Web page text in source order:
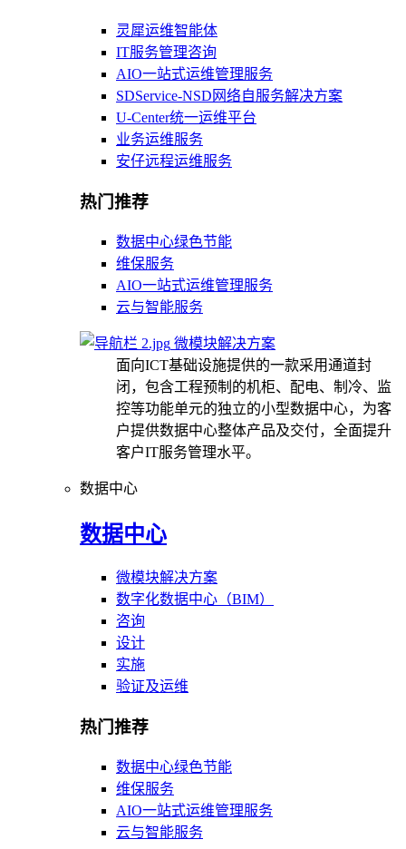
灵犀运维智能体
IT服务管理咨询
AIO一站式运维管理服务
SDService-NSD网络自服务解决方案
U-Center统一运维平台
业务运维服务
安仔远程运维服务
热门推荐
数据中心绿色节能
维保服务
AIO一站式运维管理服务
云与智能服务
微模块解决方案
面向ICT基础设施提供的一款采用通道封
闭，包含工程预制的机柜、配电、制冷、监
控等功能单元的独立的小型数据中心，为客
户提供数据中心整体产品及交付，全面提升
客户IT服务管理水平。
数据中心
数据中心
微模块解决方案
数字化数据中心（BIM）
咨询
设计
实施
验证及运维
热门推荐
数据中心绿色节能
维保服务
AIO一站式运维管理服务
云与智能服务